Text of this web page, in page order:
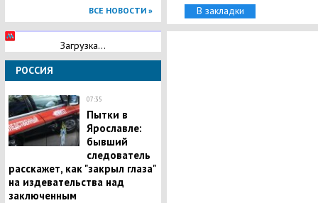
ВСЕ НОВОСТИ »
Загрузка...
РОССИЯ
07:35
​Пытки в
Ярославле:
бывший
следователь
расскажет, как "закрыл глаза"
на издевательства над
заключенным
В закладки